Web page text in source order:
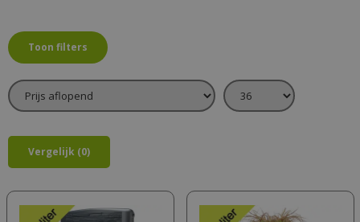
Toon filters
Vergelijk (0)